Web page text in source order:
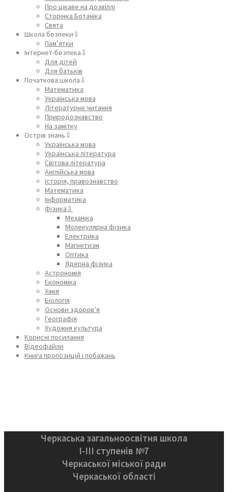
Про цікаве на дозвіллі
Сторінка Ботаніка
Свята
Школа безпеки⇩
Пам’ятки
Інтернет-безпека⇩
Для дітей
Для батьків
Початкова школа⇩
Математика
Українська мова
Літературне читання
Природознавство
На замітку
Острів знань⇩
Українська мова
Українська література
Світова література
Англійська мова
Історія, правознавство
Математика
Інформатика
Фізика⇩
Механіка
Молекулярна фізика
Електрика
Магнетизм
Оптика
Ядерна фізика
Астрономія
Економіка
Хімія
Біологія
Основи здоров’я
Географія
Художня культура
Корисні посилання
Відеофайли
Книга пропозицій і побажань
Черкаська загальноосвітня школа
І-ІІІ ступенів №7
Черкаської міської ради
Черкаської області